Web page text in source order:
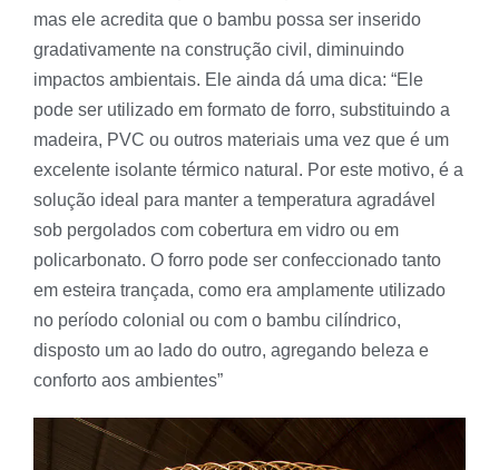
mas ele acredita que o bambu possa ser inserido
gradativamente na construção civil, diminuindo
impactos ambientais. Ele ainda dá uma dica: “Ele
pode ser utilizado em formato de forro, substituindo a
madeira, PVC ou outros materiais uma vez que é um
excelente isolante térmico natural. Por este motivo, é a
solução ideal para manter a temperatura agradável
sob pergolados com cobertura em vidro ou em
policarbonato. O forro pode ser confeccionado tanto
em esteira trançada, como era amplamente utilizado
no período colonial ou com o bambu cilíndrico,
disposto um ao lado do outro, agregando beleza e
conforto aos ambientes”